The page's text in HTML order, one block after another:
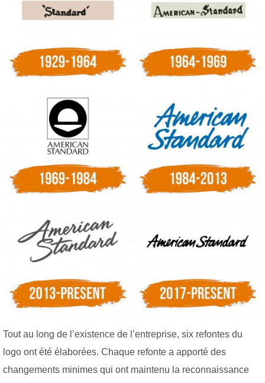
Tout au long de l’existence de l’entreprise, six refontes du
logo ont été élaborées. Chaque refonte a apporté des
changements minimes qui ont maintenu la reconnaissance